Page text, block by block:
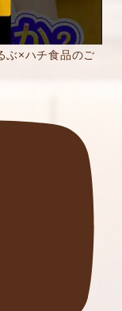
×ハチ食品のご